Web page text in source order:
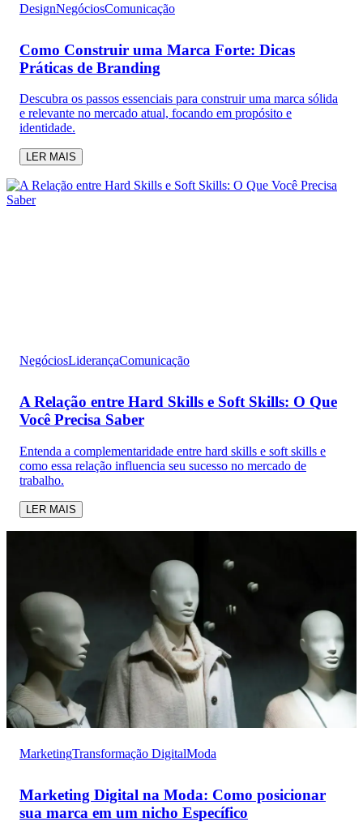
DesignNegóciosComunicação
Como Construir uma Marca Forte: Dicas
Práticas de Branding
Descubra os passos essenciais para construir uma marca sólida
e relevante no mercado atual, focando em propósito e
identidade.
LER MAIS
NegóciosLiderançaComunicação
A Relação entre Hard Skills e Soft Skills: O Que
Você Precisa Saber
Entenda a complementaridade entre hard skills e soft skills e
como essa relação influencia seu sucesso no mercado de
trabalho.
LER MAIS
MarketingTransformação DigitalModa
Marketing Digital na Moda: Como posicionar
sua marca em um nicho Específico